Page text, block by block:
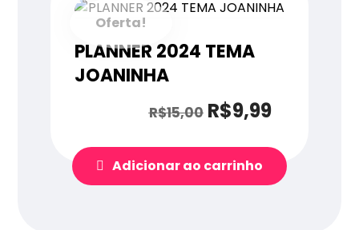
PLANNER 2024 TEMA
JOANINHA
R$15,00 R$9,99
Oferta!
Adicionar ao carrinho